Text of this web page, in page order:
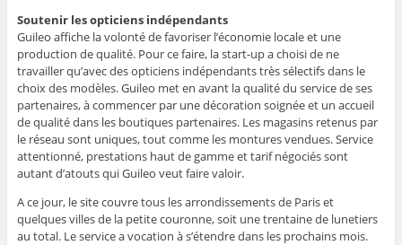
Soutenir les opticiens indépendants
Guileo affiche la volonté de favoriser l’économie locale et une
production de qualité. Pour ce faire, la start-up a choisi de ne
travailler qu’avec des opticiens indépendants très sélectifs dans le
choix des modèles. Guileo met en avant la qualité du service de ses
partenaires, à commencer par une décoration soignée et un accueil
de qualité dans les boutiques partenaires. Les magasins retenus par
le réseau sont uniques, tout comme les montures vendues. Service
attentionné, prestations haut de gamme et tarif négociés sont
autant d’atouts qui Guileo veut faire valoir.
A ce jour, le site couvre tous les arrondissements de Paris et
quelques villes de la petite couronne, soit une trentaine de lunetiers
au total. Le service a vocation à s’étendre dans les prochains mois.